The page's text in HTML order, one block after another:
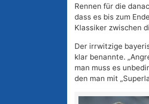
Rennen für die
dass es bis zum
Klassiker zwischen
Der irrwitzige
klar benannte.
man muss es
den man mit